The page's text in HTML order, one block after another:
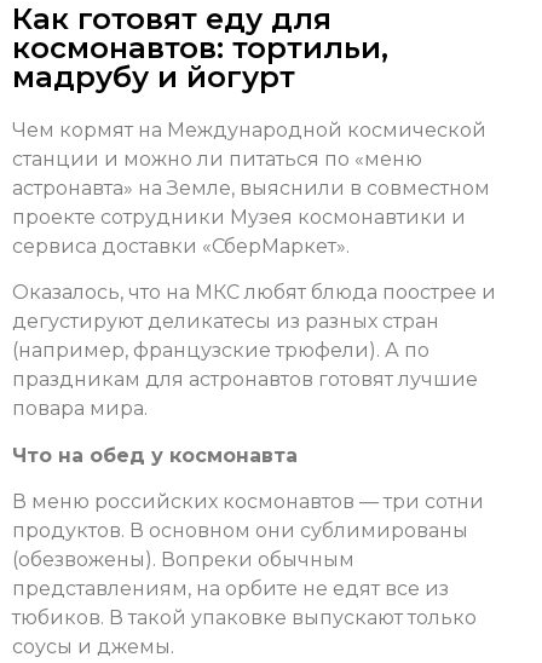
Как готовят еду для
космонавтов: тортильи,
мадрубу и йогурт
Чем кормят на Международной космической
станции и можно ли питаться по «меню
астронавта» на Земле, выяснили в совместном
проекте сотрудники Музея космонавтики и
сервиса доставки «СберМаркет».
Оказалось, что на МКС любят блюда поострее и
дегустируют деликатесы из разных стран
(например, французские трюфели). А по
праздникам для астронавтов готовят лучшие
повара мира.
Что на обед у космонавта
В меню российских космонавтов — три сотни
продуктов. В основном они сублимированы
(обезвожены). Вопреки обычным
представлениям, на орбите не едят все из
тюбиков. В такой упаковке выпускают только
соусы и джемы.